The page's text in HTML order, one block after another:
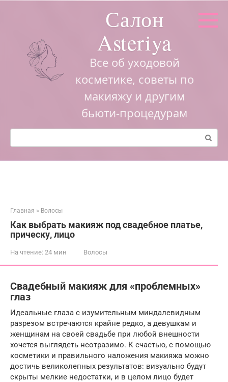
Салон
Asteriya
Все об уходовой
косметике, советы по
макияжу и другим
бьюти-процедурам
Поиск:
Главная » Волосы
Как выбрать макияж под свадебное платье,
прическу, лицо
На чтение: 24 мин Волосы
Свадебный макияж для «проблемных»
глаз
Идеальные глаза с изумительным миндалевидным
разрезом встречаются крайне редко, а девушкам и
женщинам на своей свадьбе при любой внешности
хочется выглядеть неотразимо. К счастью, с помощью
косметики и правильного наложения макияжа можно
достичь великолепных результатов: визуально будут
скрыты мелкие недостатки, и в целом лицо будет